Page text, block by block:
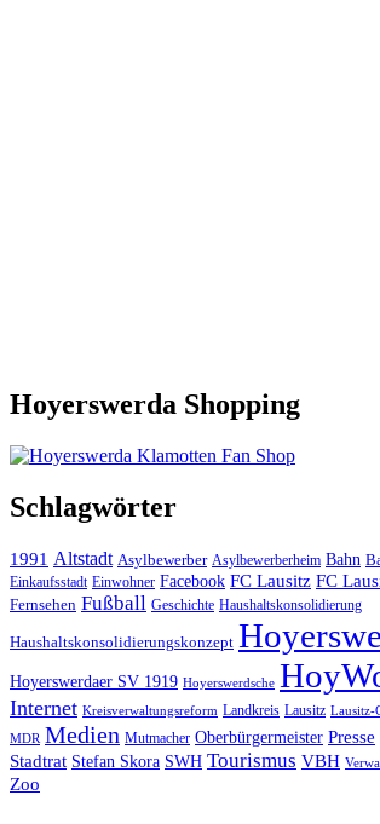
Hoyerswerda Shopping
Schlagwörter
1991 Altstadt Asylbewerber Asylbewerberheim Bahn
Einkaufsstadt Einwohner Facebook FC Lausitz FC
Fernsehen Fußball Geschichte Haushaltskonsolidierung
Haushaltskonsolidierungskonzept
Hoyerswerdaer SV 1919 Hoyerswerdsche
Internet Kreisverwaltungsreform Landkreis Lausitz Lausitz-
MDR Medien Mutmacher Oberbürgermeister Presse
Stadtrat Stefan Skora SWH Tourismus VBH
Zoo